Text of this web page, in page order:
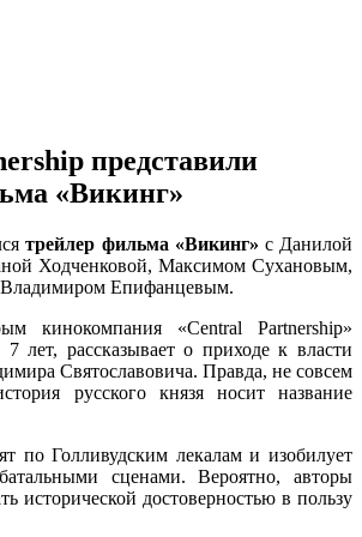
представили
«Викинг»
трейлер фильма «Викинг» с Данилой
Ходченковой, Максимом Сухановым,
Епифанцевым.
кинокомпания «Central Partnership»
7 лет, рассказывает о приходе к власти
Святославовича. Правда, не совсем
русского князя носит название
по Голливудским лекалам и изобилует
сценами. Вероятно, авторы
исторической достоверностью в пользу